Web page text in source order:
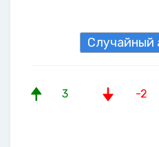
Случайный
3 -2